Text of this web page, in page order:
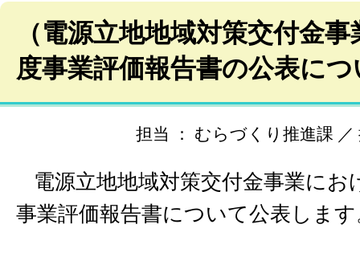
（電源立地地域対策交付金
度事業評価報告書の公表に
担当 ： むらづくり推進課 ／
電源立地地域対策交付金事業にお
事業評価報告書について公表しま